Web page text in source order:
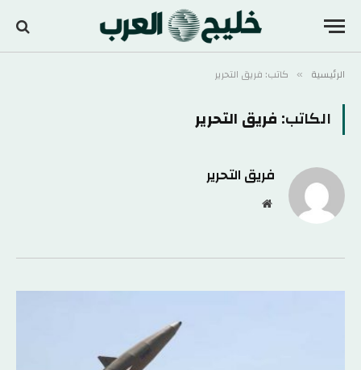
الرئيسية » كاتب: فريق التحرير
الكاتب: فريق التحرير
فريق التحرير
موقع